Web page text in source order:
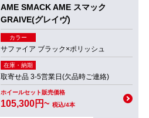
AME SMACK AME スマック
GRAIVE(グレイヴ)
カラー
サファイア ブラック×ポリッシュ
在庫・納期
取寄せ品 3-5営業日(欠品時ご連絡)
ホイールセット販売価格
105,300円~ 税込/4本